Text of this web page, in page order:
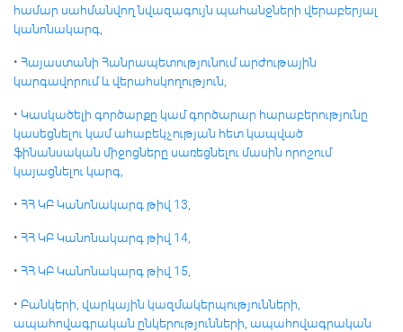
համար սահմանվող նվազագույն պահանջների վերաբերյալ
կանոնակարգ,
• Հայաստանի Հանրապետությունում արժութային
կարգավորում և վերահսկողություն,
• Կասկածելի գործարքը կամ գործարար հարաբերությունը
կասեցնելու կամ ահաբեկչության հետ կապված
ֆինանսական միջոցները սառեցնելու մասին որոշում
կայացնելու կարգ,
• ՀՀ ԿԲ Կանոնակարգ թիվ 13,
• ՀՀ ԿԲ Կանոնակարգ թիվ 14,
• ՀՀ ԿԲ Կանոնակարգ թիվ 15,
• Բանկերի, վարկային կազմակերպությունների,
ապահովագրական ընկերությունների, ապահովագրական